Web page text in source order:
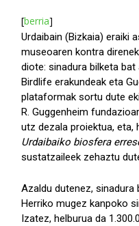
[berria]
Urdaibain (Bizkaia) eraiki
museoaren kontra
diote: sinadura bilketa bat
Birdlife erakundeak eta
plataformak sortu dute
R. Guggenheim
utz dezala proiektua, eta,
Urdaibaiko biosfera
sustatzaileek zehaztu
Azaldu dutenez, sinadura
Herriko mugez kanpoko
Izatez, helburua da